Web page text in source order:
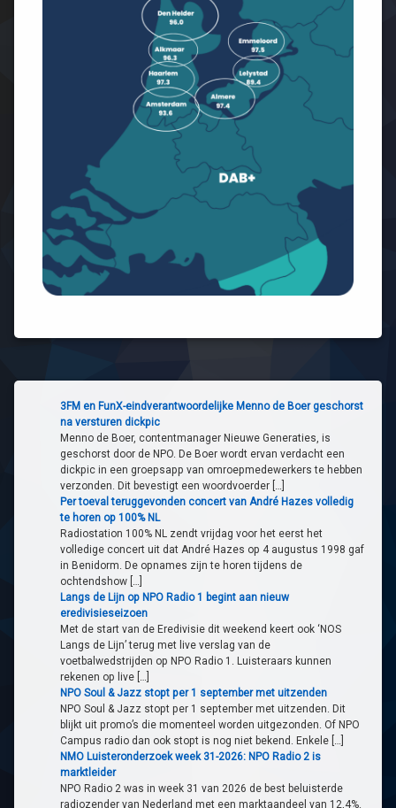
3FM en FunX-eindverantwoordelijke Menno de Boer geschorst
na versturen dickpic
Menno de Boer, contentmanager Nieuwe Generaties, is
geschorst door de NPO. De Boer wordt ervan verdacht een
dickpic in een groepsapp van omroepmedewerkers te hebben
verzonden. Dit bevestigt een woordvoerder […]
Per toeval teruggevonden concert van André Hazes volledig
te horen op 100% NL
Radiostation 100% NL zendt vrijdag voor het eerst het
volledige concert uit dat André Hazes op 4 augustus 1998 gaf
in Benidorm. De opnames zijn te horen tijdens de
ochtendshow […]
Langs de Lijn op NPO Radio 1 begint aan nieuw
eredivisieseizoen
Met de start van de Eredivisie dit weekend keert ook ‘NOS
Langs de Lijn’ terug met live verslag van de
voetbalwedstrijden op NPO Radio 1. Luisteraars kunnen
rekenen op live […]
NPO Soul & Jazz stopt per 1 september met uitzenden
NPO Soul & Jazz stopt per 1 september met uitzenden. Dit
blijkt uit promo’s die momenteel worden uitgezonden. Of NPO
Campus radio dan ook stopt is nog niet bekend. Enkele […]
NMO Luisteronderzoek week 31-2026: NPO Radio 2 is
marktleider
NPO Radio 2 was in week 31 van 2026 de best beluisterde
radiozender van Nederland met een marktaandeel van 12,4%.